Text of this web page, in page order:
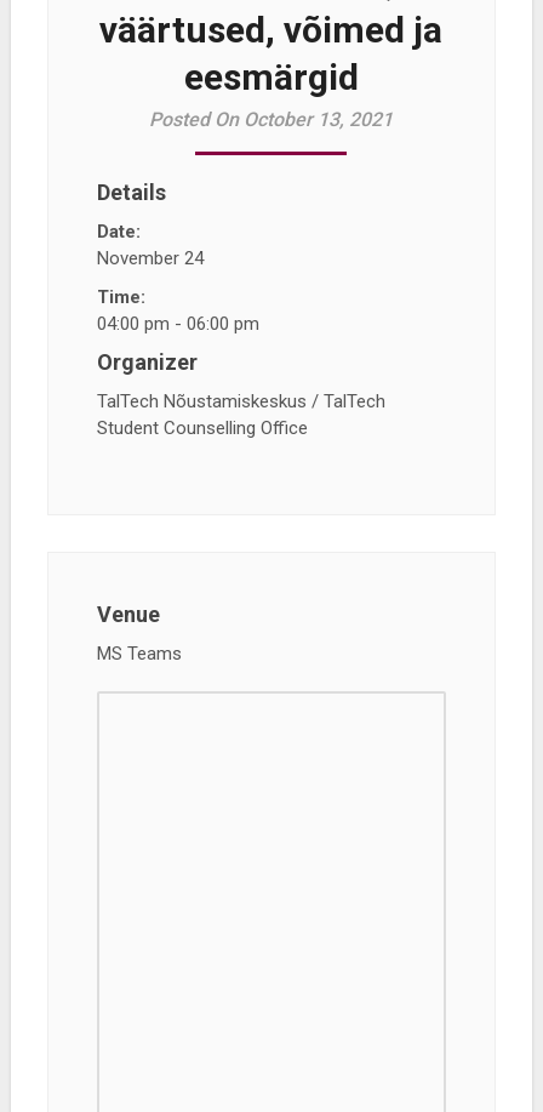
väärtused, võimed ja
eesmärgid
Posted On October 13, 2021
Details
Date:
November 24
Time:
04:00 pm - 06:00 pm
Organizer
TalTech Nõustamiskeskus / TalTech
Student Counselling Office
Venue
MS Teams